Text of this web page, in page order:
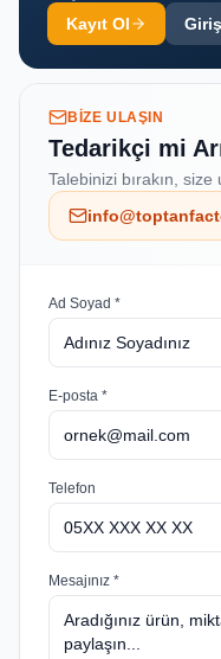
Kayıt Ol
BIZE ULAŞIN
Tedarikçi mi
Talebinizi bırakın, size
Ad Soyad *
E-posta *
Telefon
Mesajınız *